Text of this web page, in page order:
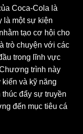
Coca-Cola là
là một sự kiện
tạo cơ hội cho
trò chuyện với các
trong lĩnh vực
trình này
​​và kỹ năng
đẩy sự truyền
đến mục tiêu cá